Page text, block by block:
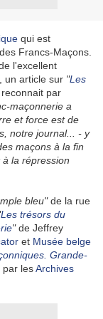
qui est
Francs-Maçons.
l'excellent
un article sur "Les
par
maçonnerie a
et force est de
notre journal... - y
maçons à la fin
la répression
bleu"de la rue
Les trésors du
"de Jeffrey
et Musée belge
Grande-
lesArchives